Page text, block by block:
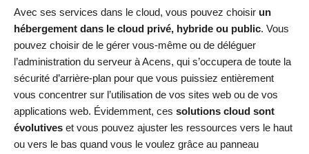
Avec ses services dans le cloud, vous pouvez choisir un
hébergement dans le cloud privé, hybride ou public. Vous
pouvez choisir de le gérer vous-même ou de déléguer
l’administration du serveur à Acens, qui s’occupera de toute la
sécurité d’arrière-plan pour que vous puissiez entièrement
vous concentrer sur l’utilisation de vos sites web ou de vos
applications web. Évidemment, ces solutions cloud sont
évolutives et vous pouvez ajuster les ressources vers le haut
ou vers le bas quand vous le voulez grâce au panneau